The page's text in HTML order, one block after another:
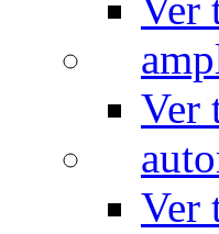
Ver
Ver
Ver